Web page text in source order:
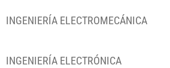
INGENIERÍA ELECTROMECÁNICA
INGENIERÍA ELECTRÓNICA